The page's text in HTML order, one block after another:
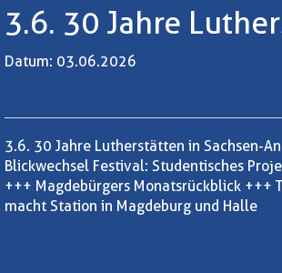
3.6. 30 Jahre
Datum: 03.06.2026
3.6. 30 Jahre Lutherstätten in Sachsen-
Blickwechsel Festival: Studentisches
+++ Magdebürgers Monatsrückblick +++
macht Station in Magdeburg und Halle